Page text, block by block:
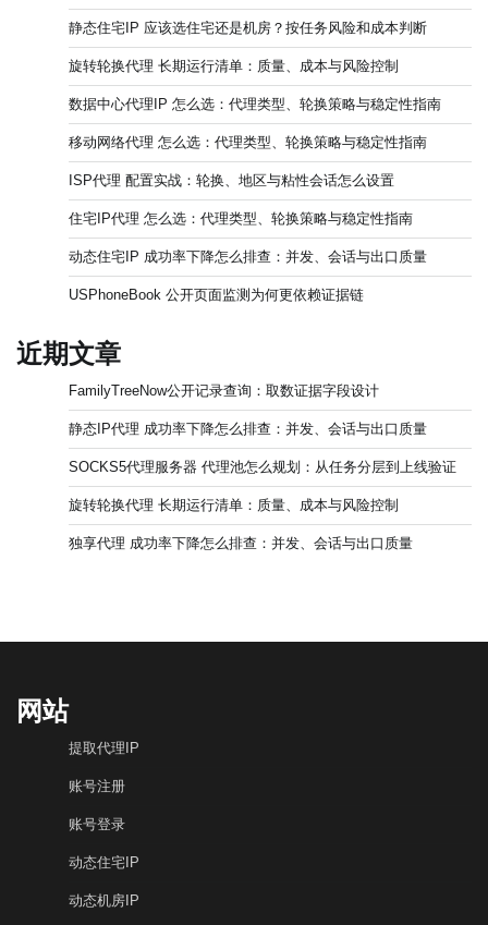
静态住宅IP 应该选住宅还是机房？按任务风险和成本判断
旋转轮换代理 长期运行清单：质量、成本与风险控制
数据中心代理IP 怎么选：代理类型、轮换策略与稳定性指南
移动网络代理 怎么选：代理类型、轮换策略与稳定性指南
ISP代理 配置实战：轮换、地区与粘性会话怎么设置
住宅IP代理 怎么选：代理类型、轮换策略与稳定性指南
动态住宅IP 成功率下降怎么排查：并发、会话与出口质量
USPhoneBook 公开页面监测为何更依赖证据链
近期文章
FamilyTreeNow公开记录查询：取数证据字段设计
静态IP代理 成功率下降怎么排查：并发、会话与出口质量
SOCKS5代理服务器 代理池怎么规划：从任务分层到上线验证
旋转轮换代理 长期运行清单：质量、成本与风险控制
独享代理 成功率下降怎么排查：并发、会话与出口质量
网站
提取代理IP
账号注册
账号登录
动态住宅IP
动态机房IP